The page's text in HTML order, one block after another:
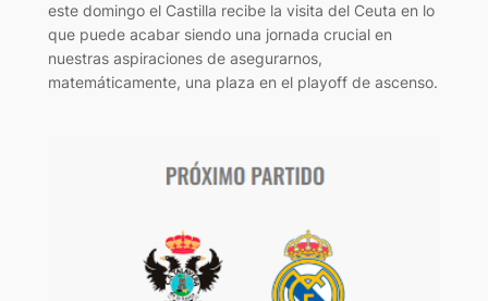
este domingo el Castilla recibe la visita del Ceuta en lo
que puede acabar siendo una jornada crucial en
nuestras aspiraciones de asegurarnos,
matemáticamente, una plaza en el playoff de ascenso.